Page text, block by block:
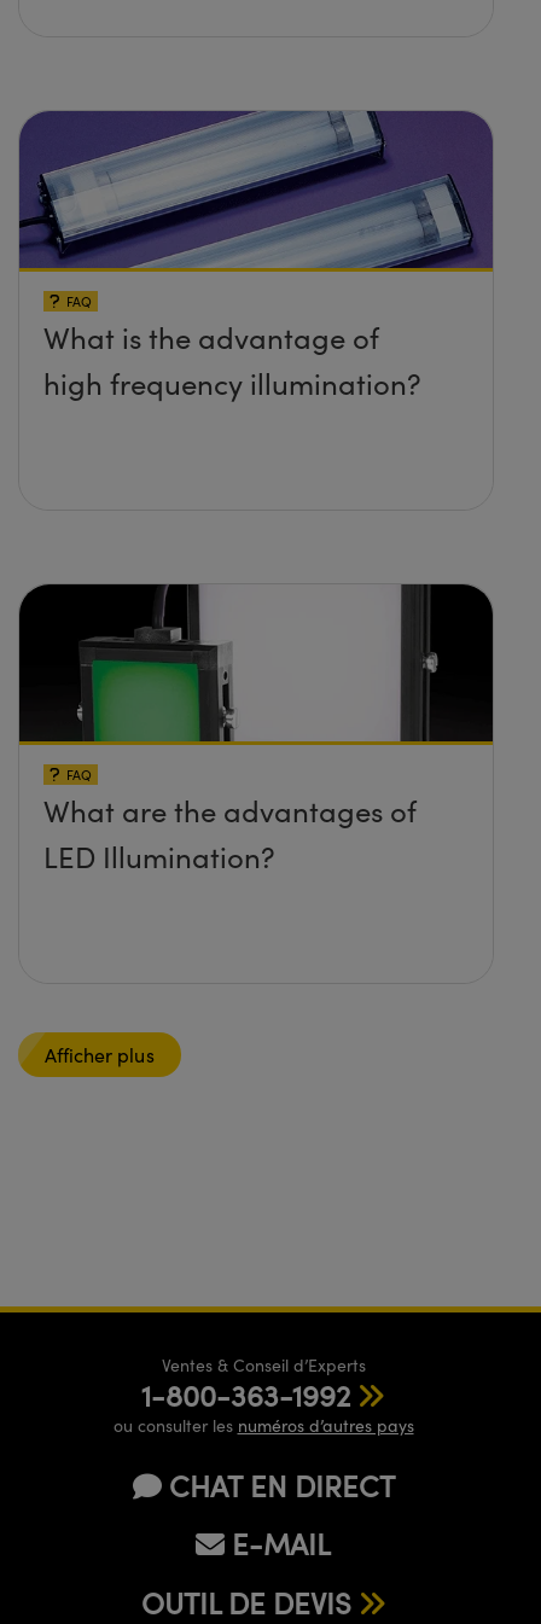
FAQ
What is the advantage of
high frequency illumination?
FAQ
What are the advantages of
LED Illumination?
Afficher plus
Ventes & Conseil d’Experts
1-800-363-1992
ou consulter les numéros d’autres pays
CHAT EN DIRECT
E-MAIL
OUTIL DE DEVIS